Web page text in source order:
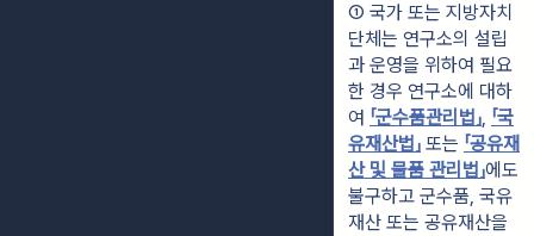
① 국가 또는 지방자치
단체는 연구소의 설립
과 운영을 위하여 필요
한 경우 연구소에 대하
여 「군수품관리법」, 「국
유재산법」 또는 「공유재
산 및 물품 관리법」에도
불구하고 군수품, 국유
재산 또는 공유재산을